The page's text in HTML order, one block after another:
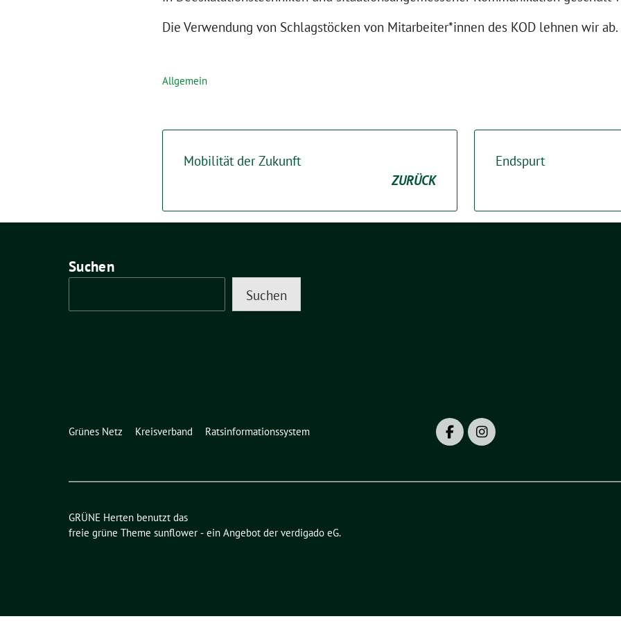
Die Verwendung von Schlagstöcken von Mitarbeiter*innen des KOD lehnen wir ab.
Allgemein
Mobilität der Zukunft
ZURÜCK
Endspurt
Suchen
Suchen
Grünes Netz Kreisverband Ratsinformationssystem
GRÜNE Herten benutzt das
freie grüne Theme sunflower ‐ ein Angebot der verdigado eG.